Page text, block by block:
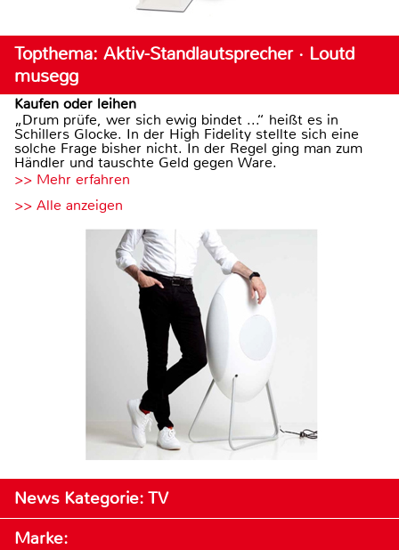
Topthema: Aktiv-Standlautsprecher · Loutd
musegg
Kaufen oder leihen
„Drum prüfe, wer sich ewig bindet ...“ heißt es in
Schillers Glocke. In der High Fidelity stellte sich eine
solche Frage bisher nicht. In der Regel ging man zum
Händler und tauschte Geld gegen Ware.
>> Mehr erfahren
>> Alle anzeigen
News Kategorie: TV
Marke: